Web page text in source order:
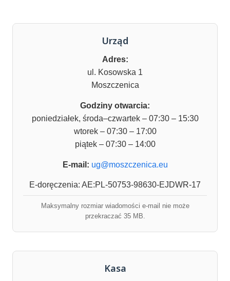
Urząd
Adres:
ul. Kosowska 1
Moszczenica
Godziny otwarcia:
poniedziałek, środa–czwartek – 07:30 – 15:30
wtorek – 07:30 – 17:00
piątek – 07:30 – 14:00
E-mail: ug@moszczenica.eu
E-doręczenia: AE:PL-50753-98630-EJDWR-17
Maksymalny rozmiar wiadomości e-mail nie może
przekraczać 35 MB.
Kasa